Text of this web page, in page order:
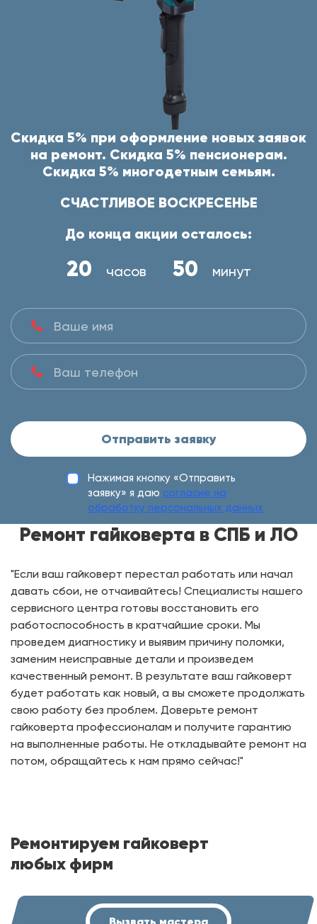
Скидка 5% при оформление новых заявок
на ремонт. Скидка 5% пенсионерам.
Скидка 5% многодетным семьям.
СЧАСТЛИВОЕ ВОСКРЕСЕНЬЕ
До конца акции осталось:
20 часов 50 минут
Отправить заявку
Нажимая кнопку «Отправить
заявку» я даю согласие на
обработку персональных данных
Ремонт гайковерта в СПБ и ЛО
"Если ваш гайковерт перестал работать или начал
давать сбои, не отчаивайтесь! Специалисты нашего
сервисного центра готовы восстановить его
работоспособность в кратчайшие сроки. Мы
проведем диагностику и выявим причину поломки,
заменим неисправные детали и произведем
качественный ремонт. В результате ваш гайковерт
будет работать как новый, а вы сможете продолжать
свою работу без проблем. Доверьте ремонт
гайковерта профессионалам и получите гарантию
на выполненные работы. Не откладывайте ремонт на
потом, обращайтесь к нам прямо сейчас!"
Ремонтируем гайковерт
любых фирм
Вызвать мастера